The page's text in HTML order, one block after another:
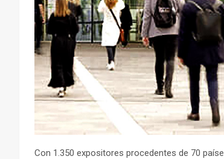
Con 1.350 expositores procedentes de 70